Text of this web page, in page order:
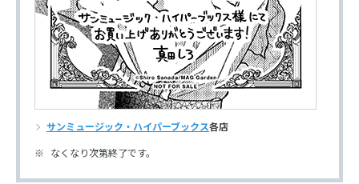
サンミュージック・ハイパーブックス各店
なくなり次第終了です。